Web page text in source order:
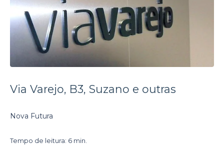
Via Varejo, B3, Suzano e outras
Nova Futura
Tempo de leitura: 6 min.